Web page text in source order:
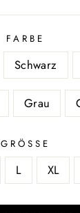
FARBE
Schwarz
Grau
GRÖSSE
L XL